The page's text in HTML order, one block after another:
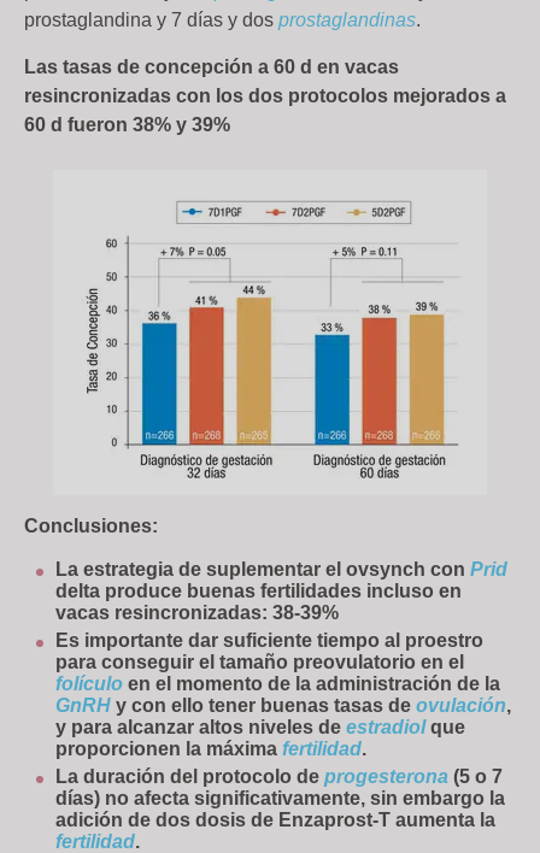
prostaglandina y 7 días y dos prostaglandinas.
Las tasas de concepción a 60 d en vacas
resincronizadas con los dos protocolos mejorados a
60 d fueron 38% y 39%
Conclusiones:
La estrategia de suplementar el ovsynch con Prid
delta produce buenas fertilidades incluso en
vacas resincronizadas: 38-39%
Es importante dar suficiente tiempo al proestro
para conseguir el tamaño preovulatorio en el
folículo en el momento de la administración de la
GnRH y con ello tener buenas tasas de ovulación,
y para alcanzar altos niveles de estradiolque
proporcionen la máxima fertilidad.
La duración del protocolo de progesterona (5 o 7
días) no afecta significativamente, sin embargo la
adición de dos dosis de Enzaprost-T aumenta la
fertilidad.